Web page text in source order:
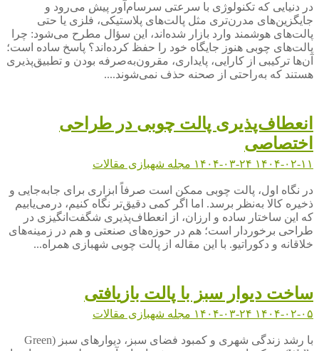
در دنیایی که تکنولوژی با سرعتی سرسام‌آور پیش می‌رود و
جایگزین‌های مدرن‌تری مثل پالت‌های پلاستیکی، فلزی یا حتی
پالت‌های هوشمند وارد بازار شده‌اند، این سؤال مطرح می‌شود: چرا
پالت‌های چوبی هنوز جایگاه خود را حفظ کرده‌اند؟ پاسخ ساده است؛
آن‌ها ترکیبی از کارایی، پایداری، مقرون‌به‌صرفه بودن و تطبیق‌پذیری
هستند که به‌راحتی از صحنه حذف نمی‌شوند....
انعطاف‌پذیری پالت چوبی در طراحی
اختصاصی
۱۴۰۴-۰۲-۱۱ ۱۴۰۴-۰۳-۲۴ مجله شهبازی مقالات
در نگاه اول، پالت چوبی ممکن است صرفاً ابزاری برای جابه‌جایی و
ذخیره کالا به‌نظر برسد. اما اگر کمی دقیق‌تر نگاه کنیم، درمی‌یابیم
که این ساختار ساده و ارزان، از انعطاف‌پذیری شگفت‌انگیزی در
طراحی برخوردار است؛ هم در حوزه‌های صنعتی و هم در زمینه‌های
خلاقانه و دکوراتیو. با این مقاله از پالت چوبی شهبازی همراه...
ساخت دیوار سبز با پالت بازیافتی
۱۴۰۴-۰۲-۰۵ ۱۴۰۴-۰۳-۲۴ مجله شهبازی مقالات
با رشد زندگی شهری و کمبود فضای سبز، دیوارهای سبز (Green